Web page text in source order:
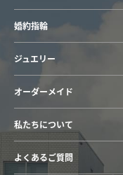
婚約指輪
ジュエリー
オーダーメイド
私たちについて
よくあるご質問